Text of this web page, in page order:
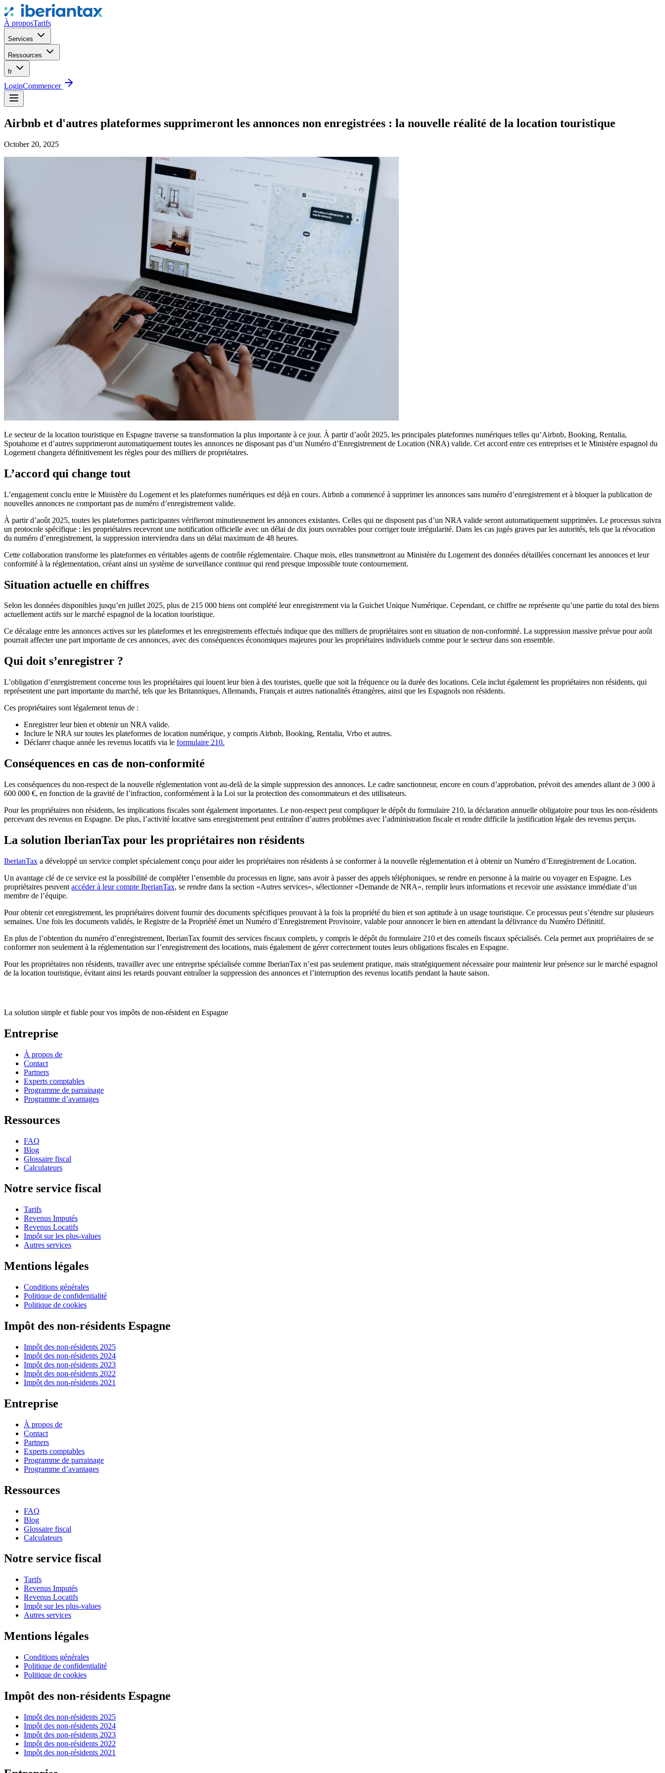
À proposTarifs
Services
Ressources
fr
LoginCommencer
Airbnb et d'autres plateformes supprimeront les annonces non enregistrées : la nouvelle réalité de la location touristique
October 20, 2025
Le secteur de la location touristique en Espagne traverse sa transformation la plus importante à ce jour. À partir d’août 2025, les principales plateformes numériques telles qu’Airbnb, Booking, Rentalia,
Spotahome et d’autres supprimeront automatiquement toutes les annonces ne disposant pas d’un Numéro d’Enregistrement de Location (NRA) valide. Cet accord entre ces entreprises et le Ministère espagnol du
Logement changera définitivement les règles pour des milliers de propriétaires.
L’accord qui change tout
L’engagement conclu entre le Ministère du Logement et les plateformes numériques est déjà en cours. Airbnb a commencé à supprimer les annonces sans numéro d’enregistrement et à bloquer la publication de
nouvelles annonces ne comportant pas de numéro d’enregistrement valide.
À partir d’août 2025, toutes les plateformes participantes vérifieront minutieusement les annonces existantes. Celles qui ne disposent pas d’un NRA valide seront automatiquement supprimées. Le processus suivra
un protocole spécifique : les propriétaires recevront une notification officielle avec un délai de dix jours ouvrables pour corriger toute irrégularité. Dans les cas jugés graves par les autorités, tels que la révocation
du numéro d’enregistrement, la suppression interviendra dans un délai maximum de 48 heures.
Cette collaboration transforme les plateformes en véritables agents de contrôle réglementaire. Chaque mois, elles transmettront au Ministère du Logement des données détaillées concernant les annonces et leur
conformité à la réglementation, créant ainsi un système de surveillance continue qui rend presque impossible toute contournement.
Situation actuelle en chiffres
Selon les données disponibles jusqu’en juillet 2025, plus de 215 000 biens ont complété leur enregistrement via la Guichet Unique Numérique. Cependant, ce chiffre ne représente qu’une partie du total des biens
actuellement actifs sur le marché espagnol de la location touristique.
Ce décalage entre les annonces actives sur les plateformes et les enregistrements effectués indique que des milliers de propriétaires sont en situation de non-conformité. La suppression massive prévue pour août
pourrait affecter une part importante de ces annonces, avec des conséquences économiques majeures pour les propriétaires individuels comme pour le secteur dans son ensemble.
Qui doit s’enregistrer ?
L’obligation d’enregistrement concerne tous les propriétaires qui louent leur bien à des touristes, quelle que soit la fréquence ou la durée des locations. Cela inclut également les propriétaires non résidents, qui
représentent une part importante du marché, tels que les Britanniques, Allemands, Français et autres nationalités étrangères, ainsi que les Espagnols non résidents.
Ces propriétaires sont légalement tenus de :
Enregistrer leur bien et obtenir un NRA valide.
Inclure le NRA sur toutes les plateformes de location numérique, y compris Airbnb, Booking, Rentalia, Vrbo et autres.
Déclarer chaque année les revenus locatifs via le formulaire 210.
Conséquences en cas de non-conformité
Les conséquences du non-respect de la nouvelle réglementation vont au-delà de la simple suppression des annonces. Le cadre sanctionneur, encore en cours d’approbation, prévoit des amendes allant de 3 000 à
600 000 €, en fonction de la gravité de l’infraction, conformément à la Loi sur la protection des consommateurs et des utilisateurs.
Pour les propriétaires non résidents, les implications fiscales sont également importantes. Le non-respect peut compliquer le dépôt du formulaire 210, la déclaration annuelle obligatoire pour tous les non-résidents
percevant des revenus en Espagne. De plus, l’activité locative sans enregistrement peut entraîner d’autres problèmes avec l’administration fiscale et rendre difficile la justification légale des revenus perçus.
La solution IberianTax pour les propriétaires non résidents
IberianTax a développé un service complet spécialement conçu pour aider les propriétaires non résidents à se conformer à la nouvelle réglementation et à obtenir un Numéro d’Enregistrement de Location.
Un avantage clé de ce service est la possibilité de compléter l’ensemble du processus en ligne, sans avoir à passer des appels téléphoniques, se rendre en personne à la mairie ou voyager en Espagne. Les
propriétaires peuvent accéder à leur compte IberianTax, se rendre dans la section «Autres services», sélectionner «Demande de NRA», remplir leurs informations et recevoir une assistance immédiate d’un
membre de l’équipe.
Pour obtenir cet enregistrement, les propriétaires doivent fournir des documents spécifiques prouvant à la fois la propriété du bien et son aptitude à un usage touristique. Ce processus peut s’étendre sur plusieurs
semaines. Une fois les documents validés, le Registre de la Propriété émet un Numéro d’Enregistrement Provisoire, valable pour annoncer le bien en attendant la délivrance du Numéro Définitif.
En plus de l’obtention du numéro d’enregistrement, IberianTax fournit des services fiscaux complets, y compris le dépôt du formulaire 210 et des conseils fiscaux spécialisés. Cela permet aux propriétaires de se
conformer non seulement à la réglementation sur l’enregistrement des locations, mais également de gérer correctement toutes leurs obligations fiscales en Espagne.
Pour les propriétaires non résidents, travailler avec une entreprise spécialisée comme IberianTax n’est pas seulement pratique, mais stratégiquement nécessaire pour maintenir leur présence sur le marché espagnol
de la location touristique, évitant ainsi les retards pouvant entraîner la suppression des annonces et l’interruption des revenus locatifs pendant la haute saison.
La solution simple et fiable pour vos impôts de non-résident en Espagne
Entreprise
À propos de
Contact
Partners
Experts comptables
Programme de parrainage
Programme d’avantages
Ressources
FAQ
Blog
Glossaire fiscal
Calculateurs
Notre service fiscal
Tarifs
Revenus Imputés
Revenus Locatifs
Impôt sur les plus-values
Autres services
Mentions légales
Conditions générales
Politique de confidentialité
Politique de cookies
Impôt des non-résidents Espagne
Impôt des non-résidents 2025
Impôt des non-résidents 2024
Impôt des non-résidents 2023
Impôt des non-résidents 2022
Impôt des non-résidents 2021
Entreprise
À propos de
Contact
Partners
Experts comptables
Programme de parrainage
Programme d’avantages
Ressources
FAQ
Blog
Glossaire fiscal
Calculateurs
Notre service fiscal
Tarifs
Revenus Imputés
Revenus Locatifs
Impôt sur les plus-values
Autres services
Mentions légales
Conditions générales
Politique de confidentialité
Politique de cookies
Impôt des non-résidents Espagne
Impôt des non-résidents 2025
Impôt des non-résidents 2024
Impôt des non-résidents 2023
Impôt des non-résidents 2022
Impôt des non-résidents 2021